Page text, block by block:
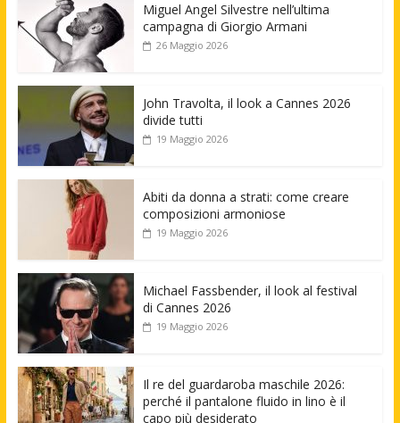
Miguel Angel Silvestre nell’ultima
campagna di Giorgio Armani
26 Maggio 2026
John Travolta, il look a Cannes 2026
divide tutti
19 Maggio 2026
Abiti da donna a strati: come creare
composizioni armoniose
19 Maggio 2026
Michael Fassbender, il look al festival
di Cannes 2026
19 Maggio 2026
Il re del guardaroba maschile 2026:
perché il pantalone fluido in lino è il
capo più desiderato